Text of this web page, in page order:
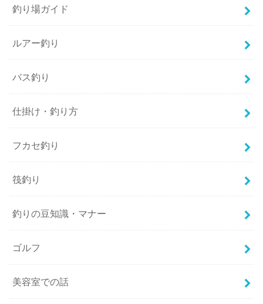
釣り場ガイド
ルアー釣り
バス釣り
仕掛け・釣り方
フカセ釣り
筏釣り
釣りの豆知識・マナー
ゴルフ
美容室での話